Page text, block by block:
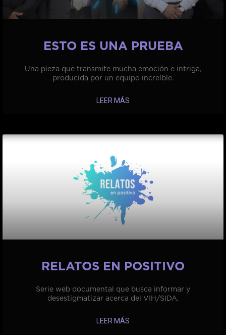
ESTO ES UNA PRUEBA
Una pieza que transmite mucha emoción e intriga,
producida por un equipo increíble.
LEER MÁS
RELATOS EN POSITIVO
Serie web documental que busca informar y
desestigmatizar acerca del VIH/SIDA.
LEER MÁS